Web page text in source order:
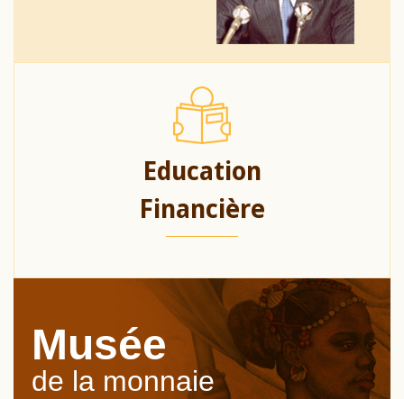
Education
Financière
Musée
de la monnaie